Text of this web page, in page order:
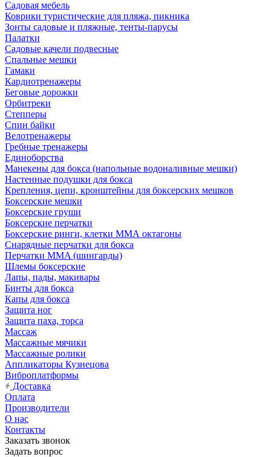
Садовая мебель
Коврики туристические для пляжа, пикника
Зонты садовые и пляжные, тенты-парусы
Палатки
Садовые качели подвесные
Спальные мешки
Гамаки
Кардиотренажеры
Беговые дорожки
Орбитреки
Степперы
Спин байки
Велотренажеры
Гребные тренажеры
Единоборства
Манекены для бокса (напольные водоналивные мешки)
Настенные подушки для бокса
Крепления, цепи, кронштейны для боксерских мешков
Боксерские мешки
Боксерские груши
Боксерские перчатки
Боксерские ринги, клетки ММА октагоны
Снарядные перчатки для бокса
Перчатки MMA (шингарды)
Шлемы боксерские
Лапы, пады, макивары
Бинты для бокса
Капы для бокса
Защита ног
Защита паха, торса
Массаж
Массажные мячики
Массажные ролики
Аппликаторы Кузнецова
Виброплатформы
Доставка
Оплата
Производители
О нас
Контакты
Заказать звонок
Задать вопрос